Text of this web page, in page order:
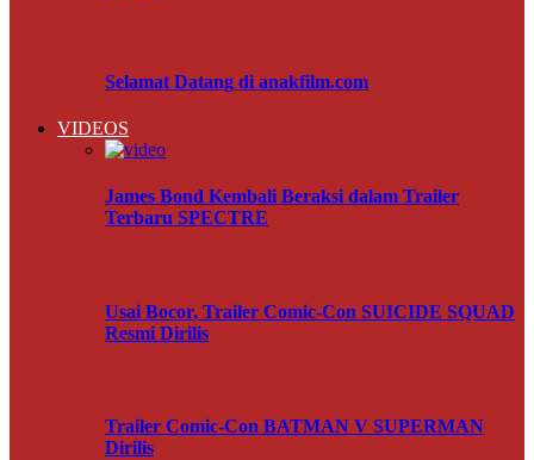
Selamat Datang di anakfilm.com
VIDEOS
James Bond Kembali Beraksi dalam Trailer
Terbaru SPECTRE
Usai Bocor, Trailer Comic-Con SUICIDE SQUAD
Resmi Dirilis
Trailer Comic-Con BATMAN V SUPERMAN
Dirilis